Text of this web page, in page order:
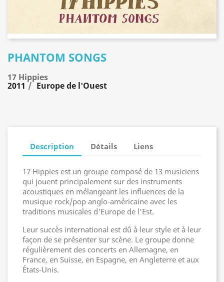
PHANTOM SONGS
17 Hippies
2011 Europe de l'Ouest
Description Détails Liens
17 Hippies est un groupe composé de 13 musiciens
qui jouent principalement sur des instruments
acoustiques en mélangeant les influences de la
musique rock/pop anglo-américaine avec les
traditions musicales d'Europe de l'Est.
Leur succès international est dû à leur style et à leur
façon de se présenter sur scène. Le groupe donne
régulièrement des concerts en Allemagne, en
France, en Suisse, en Espagne, en Angleterre et aux
États-Unis.